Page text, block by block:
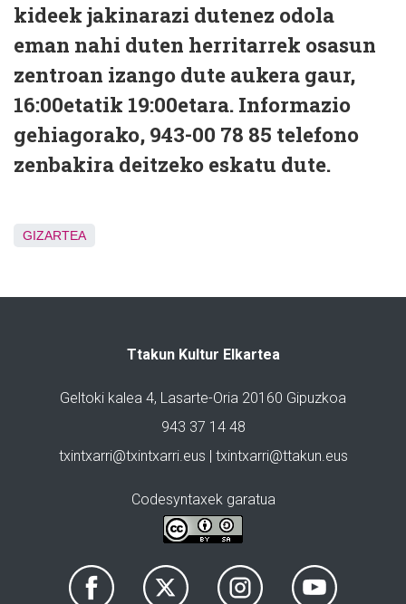
kideek jakinarazi dutenez odola
eman nahi duten herritarrek osasun
zentroan izango dute aukera gaur,
16:00etatik 19:00etara. Informazio
gehiagorako, 943-00 78 85 telefono
zenbakira deitzeko eskatu dute.
GIZARTEA
Ttakun Kultur Elkartea
Geltoki kalea 4, Lasarte-Oria 20160 Gipuzkoa
943 37 14 48
txintxarri@txintxarri.eus | txintxarri@ttakun.eus
Codesyntaxek garatua